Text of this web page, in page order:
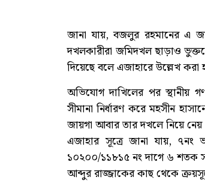
জানা যায়, বজলুর রহমানের এ
দখলকারীরা জমিদখল ছাড়াও
দিয়েছে বলে এজাহারে উল্লেখ করা
অভিযোগ দাখিলের পর স্থানীয়
সীমানা নির্ধারণ করে মহসীন
জায়গা আবার তার দখলে নিয়ে
এজাহার সূত্রে জানা যায়,
১০২০০/১১৮১৫ নং দাগে ৬ শতক
আব্দুর রাজ্জাকের কাছ থেকে